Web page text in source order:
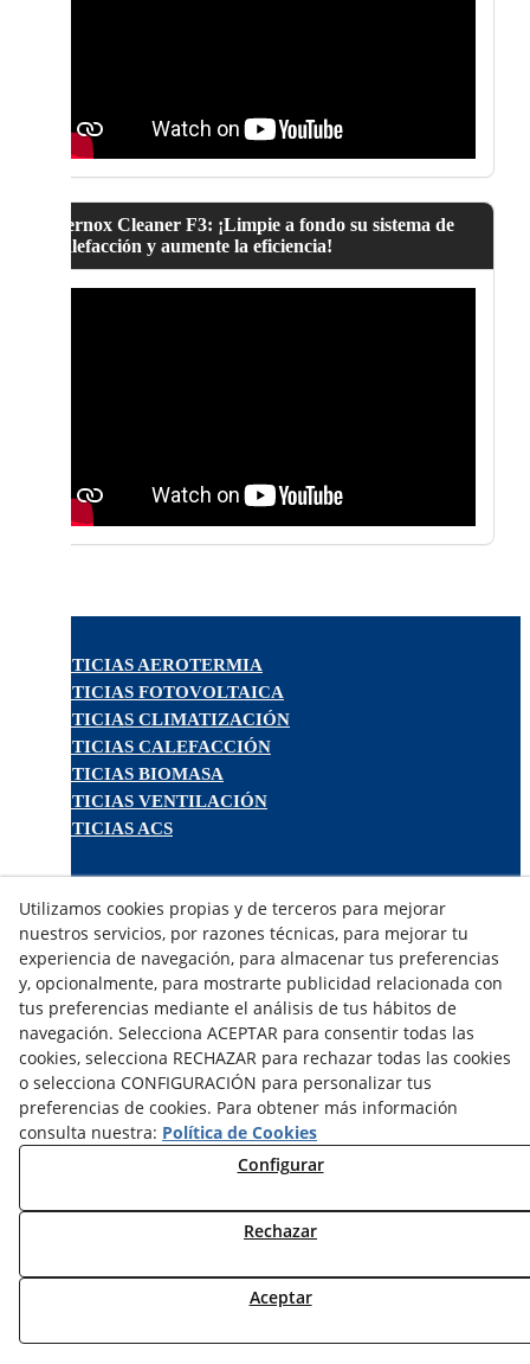
Fernox Cleaner F3: ¡Limpie a fondo su sistema de
calefacción y aumente la eficiencia!
NOTICIAS AEROTERMIA
NOTICIAS FOTOVOLTAICA
NOTICIAS CLIMATIZACIÓN
NOTICIAS CALEFACCIÓN
NOTICIAS BIOMASA
NOTICIAS VENTILACIÓN
NOTICIAS ACS
NOVEDADES
MI CUENTA
CONTÁCTANOS
DEVOLUCIONES
TRABAJA CON NOSOTROS
¿QUIENES SOMOS?
POLÍTICA DE PRIVACIDAD
DERECHO DESISITIMIENTO
CONDICIONES COMPRA
ODR
Utilizamos cookies propias y de terceros para mejorar
nuestros servicios, por razones técnicas, para mejorar tu
experiencia de navegación, para almacenar tus preferencias
y, opcionalmente, para mostrarte publicidad relacionada con
tus preferencias mediante el análisis de tus hábitos de
navegación. Selecciona ACEPTAR para consentir todas las
cookies, selecciona RECHAZAR para rechazar todas las cookies
o selecciona CONFIGURACIÓN para personalizar tus
preferencias de cookies. Para obtener más información
consulta nuestra: Política de Cookies
Configurar
Rechazar
Aceptar